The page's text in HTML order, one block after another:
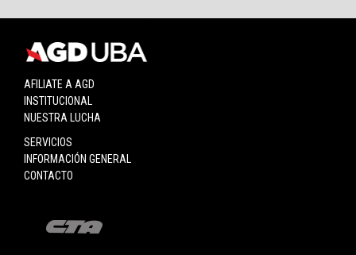
AFILIATE A AGD
INSTITUCIONAL
NUESTRA LUCHA
SERVICIOS
INFORMACIÓN GENERAL
CONTACTO